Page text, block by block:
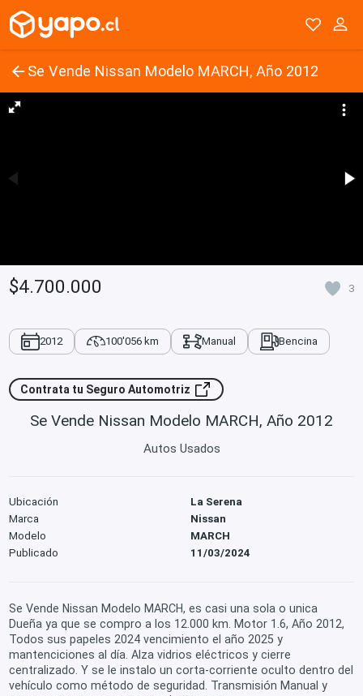
Se Vende Nissan Modelo MARCH, Año 2012
$4.700.000 3
2012 100'056 km Manual Bencina
Contrata tu Seguro Automotriz
Se Vende Nissan Modelo MARCH, Año 2012
Autos Usados
Ubicación
La Serena
Marca
Nissan
Modelo
MARCH
Publicado
11/03/2024
Se Vende Nissan Modelo MARCH, es casi una sola o unica
Dueña ya que se compro a los 12.000 km. Motor 1.6, Año 2012,
Todos sus papeles 2024 vencimiento el año 2025 y
mantenciciones al día. Alza vidrios eléctricos y cierre
centralizado. Y se le instalo un corta-corriente oculto dentro del
vehículo como método de seguridad. Transmisión Manual y